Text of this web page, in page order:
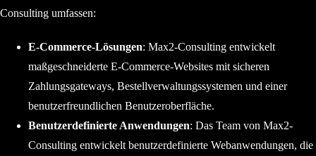
Consulting umfassen:
E-Commerce-Lösungen: Max2-Consulting entwickelt
maßgeschneiderte E-Commerce-Websites mit sicheren
Zahlungsgateways, Bestellverwaltungssystemen und einer
benutzerfreundlichen Benutzeroberfläche.
Benutzerdefinierte Anwendungen: Das Team von Max2-
Consulting entwickelt benutzerdefinierte Webanwendungen, die